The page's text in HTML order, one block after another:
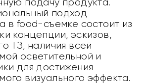
подход
в food-съемке состоит из
концепции, эскизов,
ТЗ, наличия всей
осветительной и
для достижения
визуального эффекта.